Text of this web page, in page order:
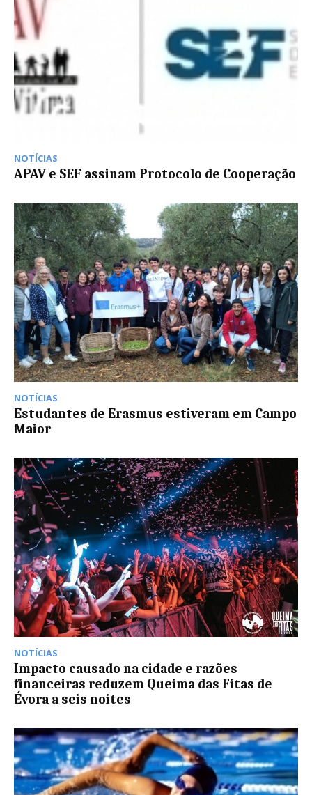
NOTÍCIAS
APAV e SEF assinam Protocolo de Cooperação
NOTÍCIAS
Estudantes de Erasmus estiveram em Campo
Maior
NOTÍCIAS
Impacto causado na cidade e razões
financeiras reduzem Queima das Fitas de
Évora a seis noites